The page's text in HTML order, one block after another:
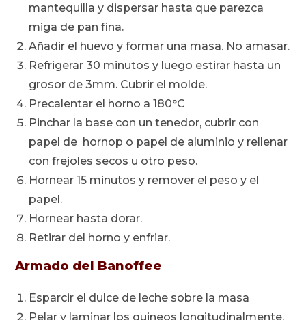
mantequilla y dispersar hasta que parezca
miga de pan fina.
Añadir el huevo y formar una masa. No amasar.
Refrigerar 30 minutos y luego estirar hasta un
grosor de 3mm. Cubrir el molde.
Precalentar el horno a 180°C
Pinchar la base con un tenedor, cubrir con
papel de hornop o papel de aluminio y rellenar
con frejoles secos u otro peso.
Hornear 15 minutos y remover el peso y el
papel.
Hornear hasta dorar.
Retirar del horno y enfriar.
Armado del Banoffee
Esparcir el dulce de leche sobre la masa
Pelar y laminar los guineos longitudinalmente.